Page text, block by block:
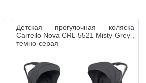
Детская прогулочная коляска
Carrello Nova CRL-5521 Misty Grey ,
темно-серая